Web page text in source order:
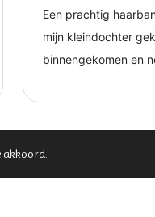
akkoord.